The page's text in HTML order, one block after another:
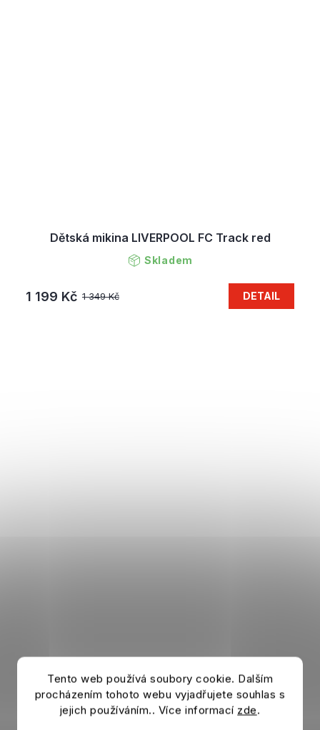
Tento web používá soubory cookie. Dalším
procházením tohoto webu vyjadřujete souhlas s
jejich používáním.. Více informací zde.
Dětská mikina LIVERPOOL FC Track red
Skladem
1 349 Kč
1 199 Kč DETAIL